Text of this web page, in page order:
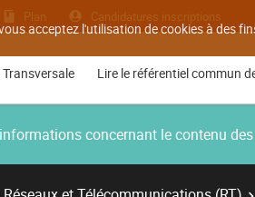
acceptez l'utilisation de cookies à des
Plan Candidatures inscriptions
Transversale Lire le référentiel commun
concernant le contenu